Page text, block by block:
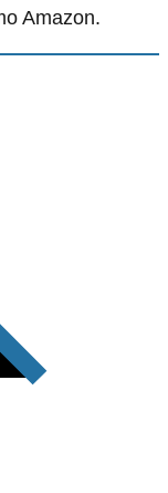
Amazon.